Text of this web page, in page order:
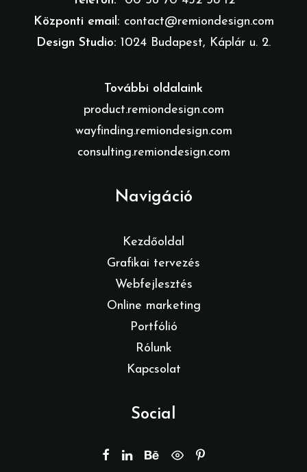
Központi email: contact@remiondesign.com
Design Studio: 1024 Budapest, Káplár u. 2.
További oldalaink
product.remiondesign.com
wayfinding.remiondesign.com
consulting.remiondesign.com
Navigáció
Kezdőoldal
Grafikai tervezés
Webfejlesztés
Online marketing
Portfólió
Rólunk
Kapcsolat
Social